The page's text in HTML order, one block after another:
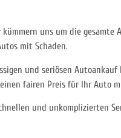
uns um die gesamte
mit Schaden.
und seriösen
fairen Preis für Ihr Auto
und unkomplizierten